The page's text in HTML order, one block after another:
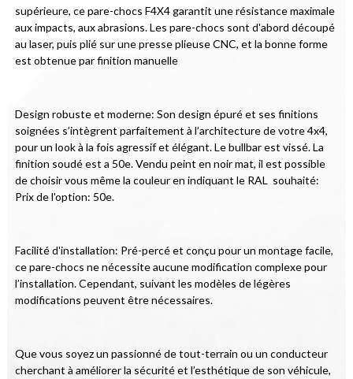
supérieure, ce pare-chocs F4X4 garantit une résistance maximale
aux impacts, aux abrasions. Les pare-chocs sont d'abord découpé
au laser, puis plié sur une presse plieuse CNC, et la bonne forme
est obtenue par finition manuelle
Design robuste et moderne: Son design épuré et ses finitions
soignées s’intègrent parfaitement à l’architecture de votre 4x4,
pour un look à la fois agressif et élégant. Le bullbar est vissé. La
finition soudé est a 50e. Vendu peint en noir mat, il est possible
de choisir vous même la couleur en indiquant le RAL  souhaité:
Prix de l'option: 50e.
Facilité d'installation: Pré-percé et conçu pour un montage facile,
ce pare-chocs ne nécessite aucune modification complexe pour
l’installation. Cependant, suivant les modèles de légères
modifications peuvent être nécessaires.
Que vous soyez un passionné de tout-terrain ou un conducteur
cherchant à améliorer la sécurité et l’esthétique de son véhicule,